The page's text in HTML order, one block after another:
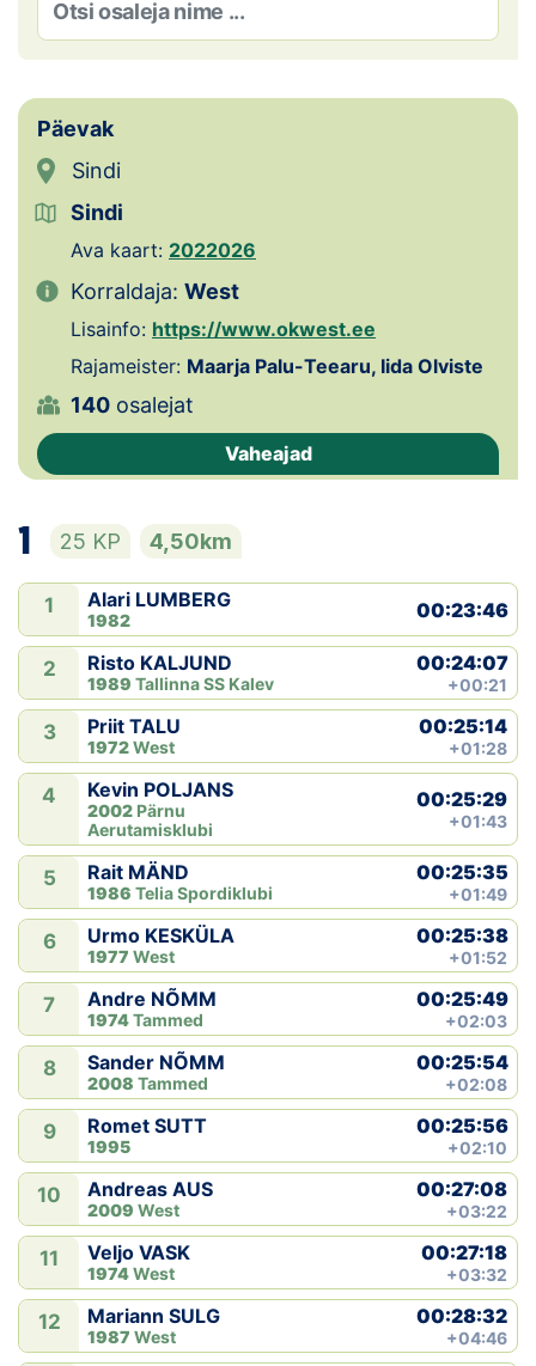
Kontakt
EOL
Galerii
Kalender
Tule klubisse!
Dokumendid
Klubid
Suletud maastikud
Püsirajad
Ajalugu
Koolitused
OTSI
Päevak
Sindi
Sindi
Ava kaart: 2022026
Korraldaja: West
Lisainfo: https://www.okwest.ee
Rajameister: Maarja Palu-Teearu, Iida Olviste
140 osalejat
Vaheajad
1 25 KP 4,50km
1 Alari LUMBERG
1982 00:23:46
2 Risto KALJUND
1989 Tallinna SS Kalev
00:24:07
+00:21
3 Priit TALU
1972West
00:25:14
+01:28
4 Kevin POLJANS
2002 Pärnu
Aerutamisklubi
00:25:29
+01:43
5 Rait MÄND
1986 Telia Spordiklubi
00:25:35
+01:49
6 Urmo KESKÜLA
1977 West
00:25:38
+01:52
7 Andre NÕMM
1974Tammed
00:25:49
+02:03
8 Sander NÕMM
2008 Tammed
00:25:54
+02:08
9 Romet SUTT
1995
00:25:56
+02:10
10 Andreas AUS
2009 West
00:27:08
+03:22
11 Veljo VASK
1974West
00:27:18
+03:32
12 Mariann SULG
1987 West
00:28:32
+04:46